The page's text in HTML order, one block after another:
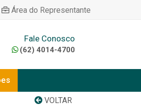
Área do Representante
Fale Conosco
(62) 4014-4700
VOLTAR